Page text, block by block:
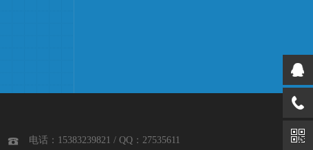
 电话：15383239821 / QQ：27535611